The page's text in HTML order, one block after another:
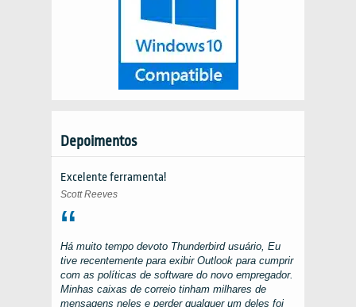
Depoimentos
Excelente ferramenta!
Scott Reeves
Há muito tempo devoto Thunderbirdusuário, Eu
tive recentemente para exibir Outlook para cumprir
com as políticas de software do novo empregador.
Minhas caixas de correio tinham milhares de
mensagens neles e perder qualquer um deles foi